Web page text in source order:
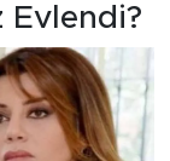
Evlendi?